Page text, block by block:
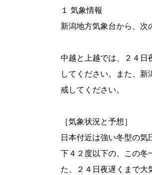
１ 気象情報
新潟地方気象台から、次
中越と上越では、２４日
してください。また、
戒してください。
［気象状況と予想］
日本付近は強い冬型の
下４２度以下の、この冬
た、２４日夜遅くまで大